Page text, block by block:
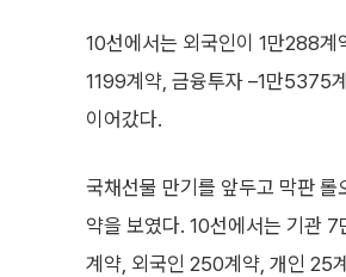
10선에서는 외국인이 1만288
1199계약, 금융투자 –1만5375
이어갔다.
국채선물 만기를 앞두고 막판
약을 보였다. 10선에서는 기관
계약, 외국인 250계약, 개인 25